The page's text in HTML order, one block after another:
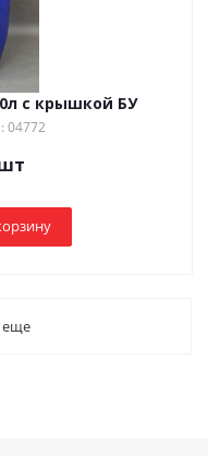
с крышкой БУ
04772
еще